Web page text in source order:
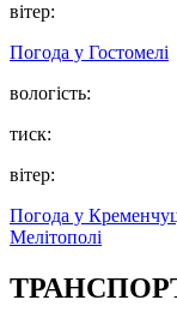
вітер:
Погода у Гостомелі
вологість:
тиск:
вітер:
Погода у
Мелітополі